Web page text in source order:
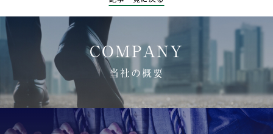
COMPANY
当社の概要